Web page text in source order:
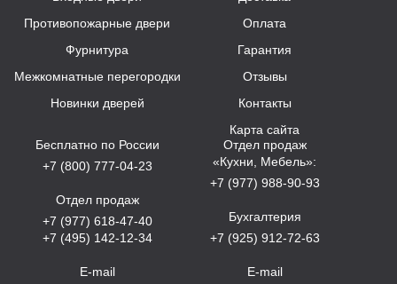
Противопожарные двери
Фурнитура
Межкомнатные перегородки
Новинки дверей
Оплата
Гарантия
Отзывы
Контакты
Карта сайта
Бесплатно по России
+7 (800) 777-04-23
Отдел продаж
+7 (977) 618-47-40
+7 (495) 142-12-34
E-mail
Отдел продаж
«Кухни, Мебель»:
+7 (977) 988-90-93
Бухгалтерия
+7 (925) 912-72-63
E-mail